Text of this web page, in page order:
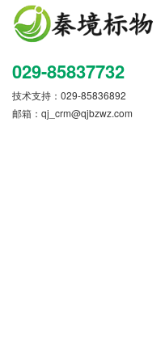
029-85837732
技术支持：029-85836892
邮箱： qj_crm@qjbzwz.com